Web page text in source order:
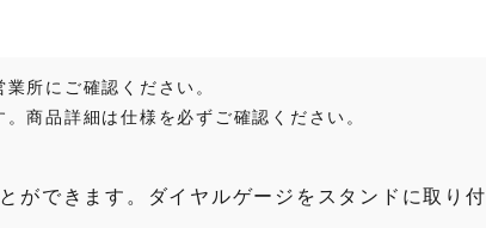
所にご確認ください。
商品詳細は仕様を必ずご確認ください。
ができます。ダイヤルゲージをスタンドに取り付